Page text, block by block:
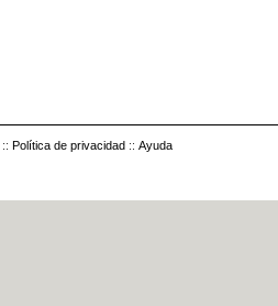
:: Política de privacidad :: Ayuda